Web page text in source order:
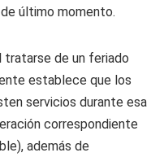
de último momento.
tratarse de un feriado
establece que los
servicios durante esa
correspondiente
además de